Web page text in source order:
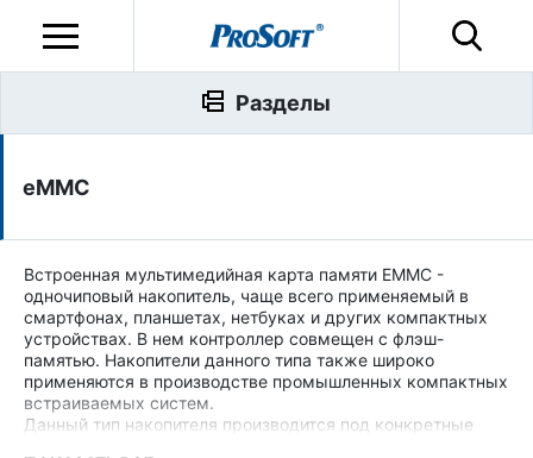
eMMC
Встроенная мультимедийная карта памяти EMMC -
одночиповый накопитель, чаще всего применяемый в
смартфонах, планшетах, нетбуках и других компактных
устройствах. В нем контроллер совмещен с флэш-
памятью. Накопители данного типа также широко
применяются в производстве промышленных компактных
встраиваемых систем.
Данный тип накопителя производится под конкретные
Разделы